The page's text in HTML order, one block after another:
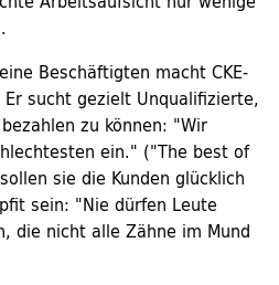
Beschäftigten macht CKE-
sucht gezielt Unqualifizierte,
zu können: "Wir
ein." ("The best of
sie die Kunden glücklich
sein: "Nie dürfen Leute
die nicht alle Zähne im Mund